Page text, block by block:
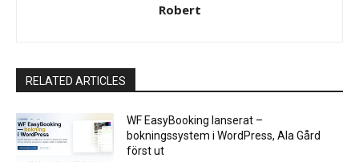
Robert
RELATED ARTICLES
WF EasyBooking lanserat –
bokningssystem i WordPress, Ala Gård
först ut